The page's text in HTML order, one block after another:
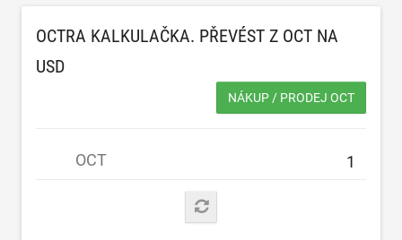
OCTRA KALKULAČKA. PŘEVÉST Z OCT NA
USD
NÁKUP / PRODEJ OCT
OCT